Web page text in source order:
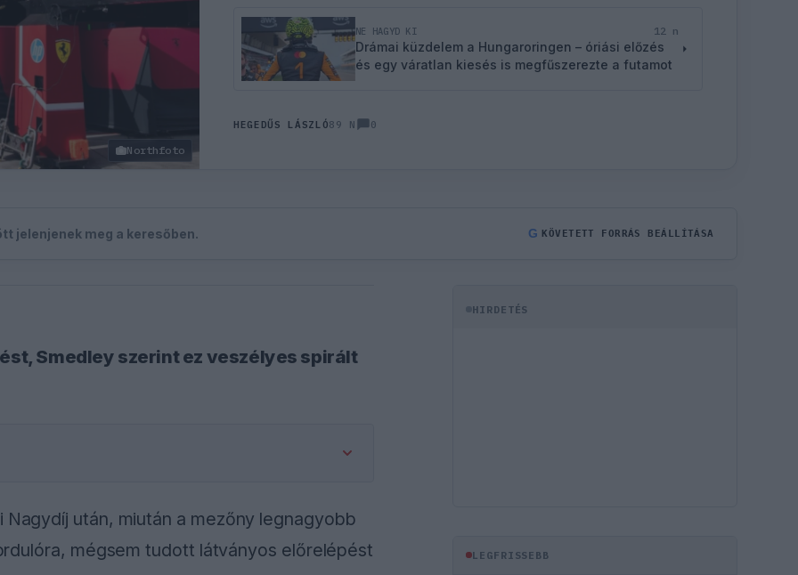
Northfoto
NE HAGYD KI 12 n
Drámai küzdelem a Hungaroringen – óriási előzés
és egy váratlan kiesés is megfűszerezte a futamot
HEGEDŰS LÁSZLÓ89 N 0
jelenjenek meg a keresőben. G KÖVETETT FORRÁS BEÁLLÍTÁSA
Smedley szerint ez veszélyes spirált
Nagydíj után, miután a mezőny legnagyobb
mégsem tudott látványos előrelépést
HIRDETÉS
LEGFRISSEBB